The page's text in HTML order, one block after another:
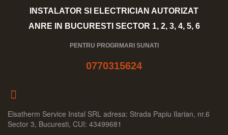
INSTALATOR SI ELECTRICIAN AUTORIZAT
ANRE IN BUCURESTI SECTOR 1, 2, 3, 4, 5, 6
PENTRU PROGRMARI SUNATI
0770315624
Elsatherm Service Instal SRL adresa: Strada Papiu Ilarian, nr.6
Sector 3, Bucuresti, CUI: 43499681